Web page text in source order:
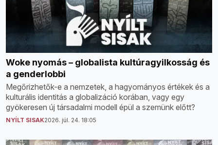
Woke nyomás – globalista kultúragyilkosság és
a genderlobbi
Megőrizhetők-e a nemzetek, a hagyományos értékek és a
kulturális identitás a globalizáció korában, vagy egy
gyökeresen új társadalmi modell épül a szemünk előtt?
NYÍLT SISAK2026. júl. 24. 18:05